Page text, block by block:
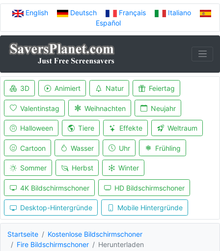
English Deutsch Français
Italiano
Español
3D Animiert Natur Feiertag
Valentinstag Weihnachten Neujahr
Halloween Tiere Effekte Weltraum
Cartoon Wasser Uhr Frühling
Sommer Herbst Winter
4K Bildschirmschoner HD Bildschirmschoner
Desktop-Hintergründe Mobile Hintergründe
Startseite
Kostenlose Bildschirmschoner
Fire Bildschirmschoner
Herunterladen